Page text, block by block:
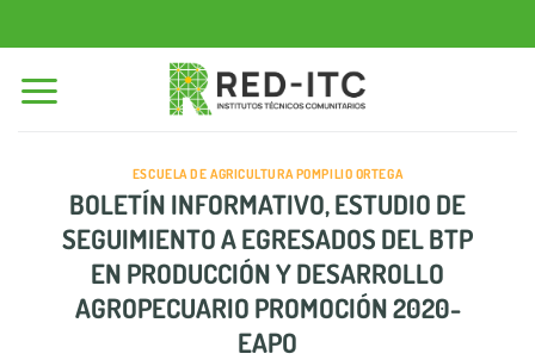
al
contenido
ESCUELA DE AGRICULTURA POMPILIO ORTEGA
BOLETÍN INFORMATIVO, ESTUDIO DE
SEGUIMIENTO A EGRESADOS DEL BTP
EN PRODUCCIÓN Y DESARROLLO
AGROPECUARIO PROMOCIÓN 2020-
EAPO